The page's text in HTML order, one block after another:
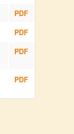
PDF
PDF
PDF
PDF